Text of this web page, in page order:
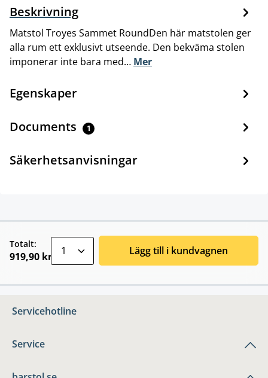
Beskrivning
Matstol Troyes Sammet RoundDen här matstolen ger
alla rum ett exklusivt utseende. Den bekväma stolen
imponerar inte bara med… Mer
Egenskaper
Documents 1
Säkerhetsanvisningar
Totalt:
919,90 kr Lägg till i kundvagnen
Servicehotline
Service